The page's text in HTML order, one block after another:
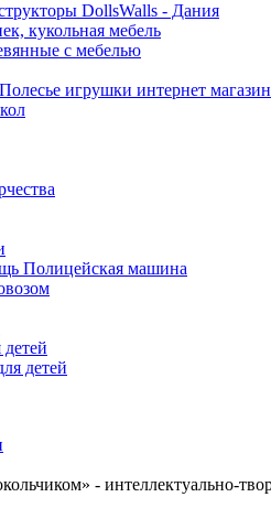
DollsWalls - Дания
кукольная мебель
с мебелью
игрушки интернет магазин
Полицейская машина
детей
- интеллектуально-